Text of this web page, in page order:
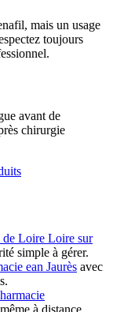
mais un usage
toujours
avant de
chirurgie
de Loire Loire sur
simple à gérer.
ean Jaurès avec
à distance.